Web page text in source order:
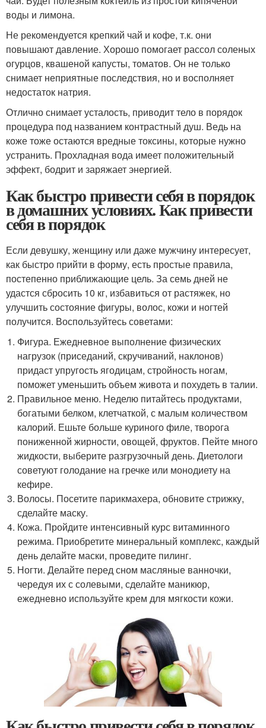
воды и лимона.
Не рекомендуется крепкий чай и кофе, т.к. они
повышают давление. Хорошо помогает рассол соленых
огурцов, квашеной капусты, томатов. Он не только
снимает неприятные последствия, но и восполняет
недостаток натрия.
Отлично снимает усталость, приводит тело в порядок
процедура под названием контрастный душ. Ведь на
коже тоже остаются вредные токсины, которые нужно
устранить. Прохладная вода имеет положительный
эффект, бодрит и заряжает энергией.
Как быстро привести себя в порядок
в домашних условиях. Как привести
себя в порядок
Если девушку, женщину или даже мужчину интересует,
как быстро прийти в форму, есть простые правила,
постепенно приближающие цель. За семь дней не
удастся сбросить 10 кг, избавиться от растяжек, но
улучшить состояние фигуры, волос, кожи и ногтей
получится. Воспользуйтесь советами:
Фигура. Ежедневное выполнение физических
нагрузок (приседаний, скручиваний, наклонов)
придаст упругость ягодицам, стройность ногам,
поможет уменьшить объем живота и похудеть в талии.
Правильное меню. Неделю питайтесь продуктами,
богатыми белком, клетчаткой, с малым количеством
калорий. Ешьте больше куриного филе, творога
пониженной жирности, овощей, фруктов. Пейте много
жидкости, выберите разгрузочный день. Диетологи
советуют голодание на гречке или монодиету на
кефире.
Волосы. Посетите парикмахера, обновите стрижку,
сделайте маску.
Кожа. Пройдите интенсивный курс витаминного
режима. Приобретите минеральный комплекс, каждый
день делайте маски, проведите пилинг.
Ногти. Делайте перед сном масляные ванночки,
чередуя их с солевыми, сделайте маникюр,
ежедневно используйте крем для мягкости кожи.